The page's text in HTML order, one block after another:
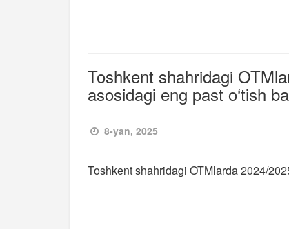
Toshkent shahridagi
asosidagi eng past o‘tish
8-yan, 2025
Toshkent shahridagi OTMlarda 2024/